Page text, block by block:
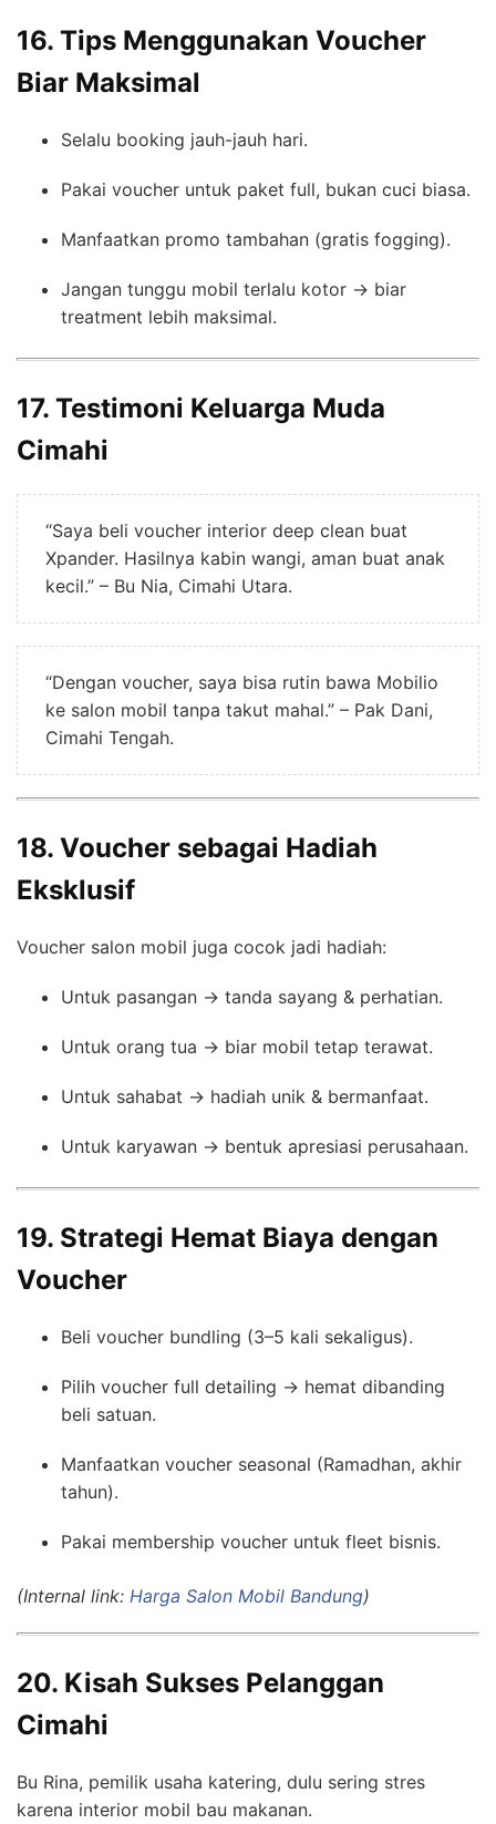
16. Tips Menggunakan Voucher
Biar Maksimal
Selalu booking jauh-jauh hari.
Pakai voucher untuk paket full, bukan cuci biasa.
Manfaatkan promo tambahan (gratis fogging).
Jangan tunggu mobil terlalu kotor → biar
treatment lebih maksimal.
17. Testimoni Keluarga Muda
Cimahi
“Saya beli voucher interior deep clean buat
Xpander. Hasilnya kabin wangi, aman buat anak
kecil.” – Bu Nia, Cimahi Utara.
“Dengan voucher, saya bisa rutin bawa Mobilio
ke salon mobil tanpa takut mahal.” – Pak Dani,
Cimahi Tengah.
18. Voucher sebagai Hadiah
Eksklusif
Voucher salon mobil juga cocok jadi hadiah:
Untuk pasangan → tanda sayang & perhatian.
Untuk orang tua → biar mobil tetap terawat.
Untuk sahabat → hadiah unik & bermanfaat.
Untuk karyawan → bentuk apresiasi perusahaan.
19. Strategi Hemat Biaya dengan
Voucher
Beli voucher bundling (3–5 kali sekaligus).
Pilih voucher full detailing → hemat dibanding
beli satuan.
Manfaatkan voucher seasonal (Ramadhan, akhir
tahun).
Pakai membership voucher untuk fleet bisnis.
(Internal link: Harga Salon Mobil Bandung)
20. Kisah Sukses Pelanggan
Cimahi
Bu Rina, pemilik usaha katering, dulu sering stres
karena interior mobil bau makanan.